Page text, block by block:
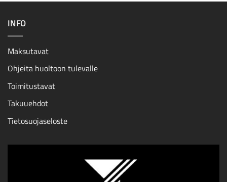
INFO
Maksutavat
Ohjeita huoltoon tulevalle
Toimitustavat
Takuuehdot
Tietosuojaseloste